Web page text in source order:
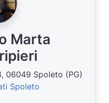
Marta
06049 Spoleto (PG)
Spoleto